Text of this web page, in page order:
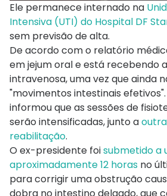
Ele permanece internado na
Intensiva (UTI) do Hospital DF
sem previsão de alta.
De acordo com o relatório
em jejum oral e está recebendo
intravenosa, uma vez que ainda
"movimentos intestinais
informou que as sessões de
serão intensificadas, junto a
reabilitação.
O ex-presidente foisubmetido a
aproximadamente 12 horas no
para corrigir uma obstrução